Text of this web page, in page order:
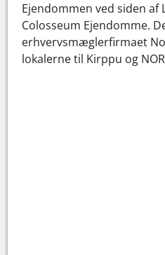
Ejendommen ved siden af
Colosseum Ejendomme.
erhvervsmæglerfirmaet
lokalerne til Kirppu og